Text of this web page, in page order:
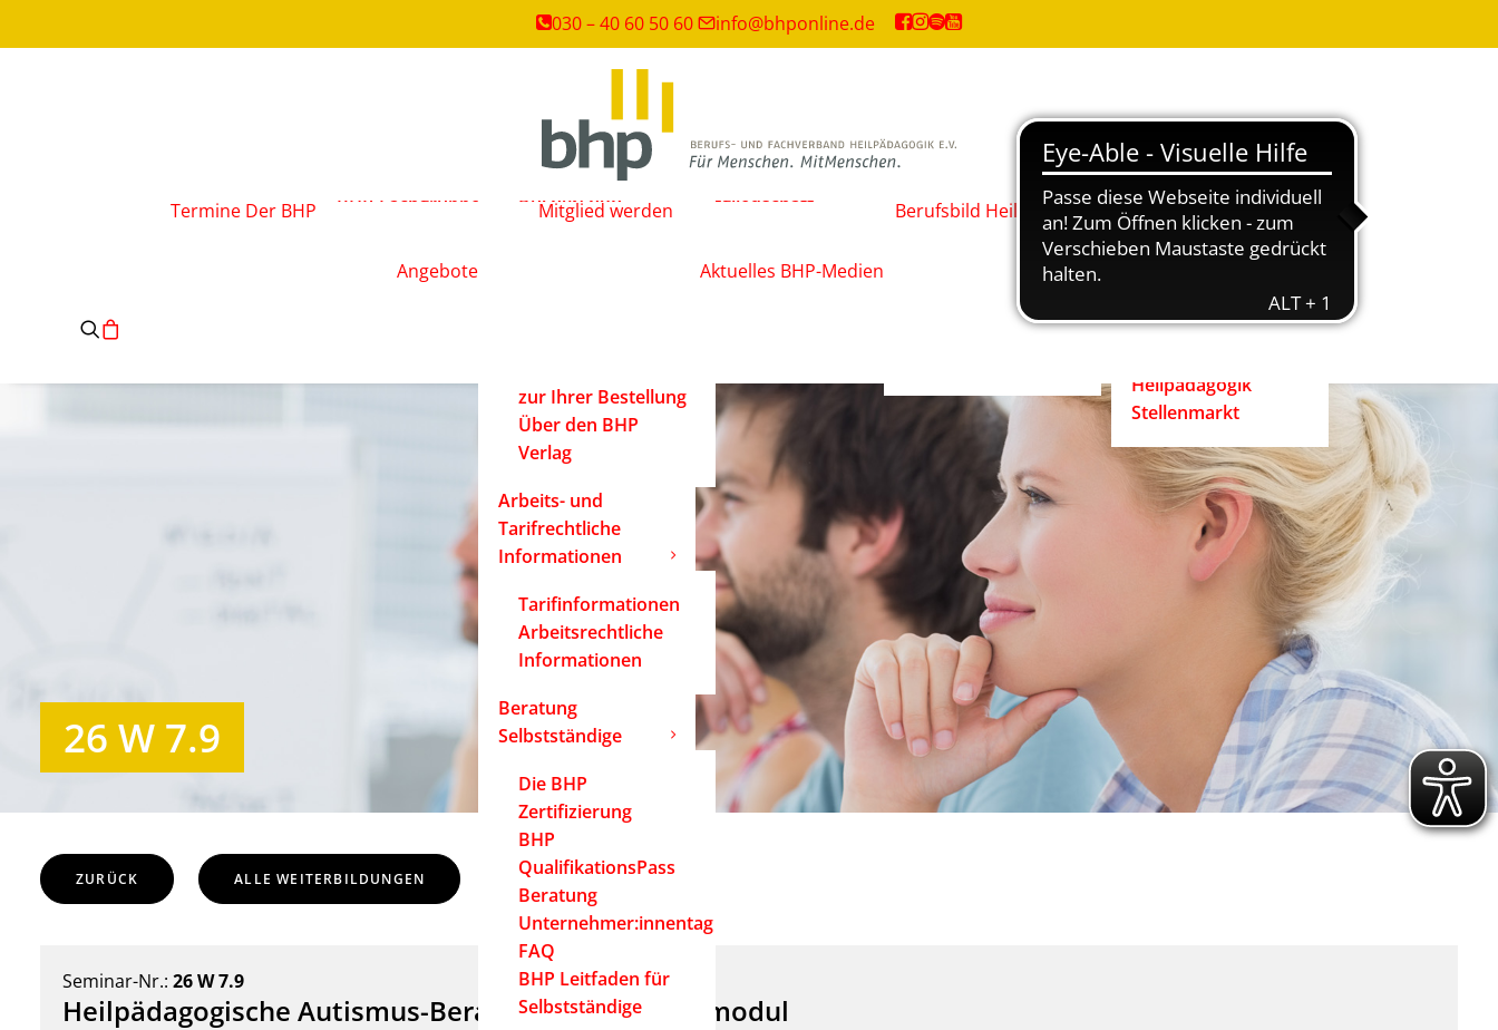
030 – 40 60 50 60 info@bhponline.de
Termine Der BHP
BHP-Fachgruppen
Leitsätze des BHP
Satzung des BHP
Mitglied werden
Mitgliedschaft
Änderungsmitteilung
Berufsbild Heilpädagog:in
Was ist
BHP-Berufsbild
Heilpädagog:in
Arbeitshilfen und
Positionspapiere
heilpädagogische
Anbieter
Heilpädagogik
Stellenmarkt
Angebote
Weiterbildungen
Angebot für
Ausbildungsstätten
Fachliteratur
Büchershop
zur Ihrer Bestellung
Über den BHP
Verlag
Arbeits- und
Tarifrechtliche
Informationen
Tarifinformationen
Arbeitsrechtliche
Informationen
Beratung
Selbstständige
Die BHP
Zertifizierung
BHP
QualifikationsPass
Beratung
Unternehmer:innentag
FAQ
BHP Leitfaden für
Selbstständige
Aktuelles BHP-Medien
Fachzeitschrift
Barrierefreiheit ist
26 W 7.9
ZURÜCK ALLE WEITERBILDUNGEN
Seminar-Nr.: 26 W 7.9
Heilpädagogische Autismus-Beratung Evaluationsmodul